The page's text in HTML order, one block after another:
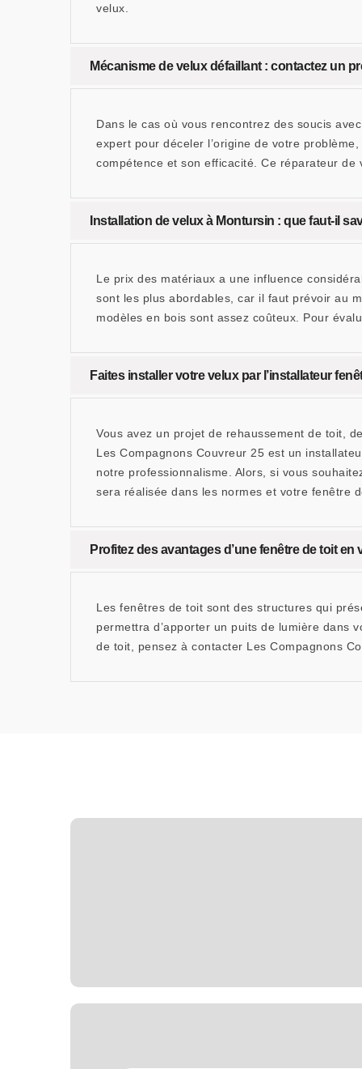
velux.
Mécanisme de velux défaillant : contactez un
Dans le cas où vous rencontrez des soucis
expert pour déceler l’origine de votre
compétence et son efficacité. Ce réparateur
Installation de velux à Montursin : que faut-il
Le prix des matériaux a une influence
sont les plus abordables, car il faut prévoir au
modèles en bois sont assez coûteux. Pour
Faites installer votre velux par l’installateur
Vous avez un projet de rehaussement de toit,
Les Compagnons Couvreur 25 est un
notre professionnalisme. Alors, si vous
sera réalisée dans les normes et votre fenêtre
Profitez des avantages d’une fenêtre de toit
Les fenêtres de toit sont des structures qui
permettra d’apporter un puits de lumière dans
de toit, pensez à contacter Les Compagnons